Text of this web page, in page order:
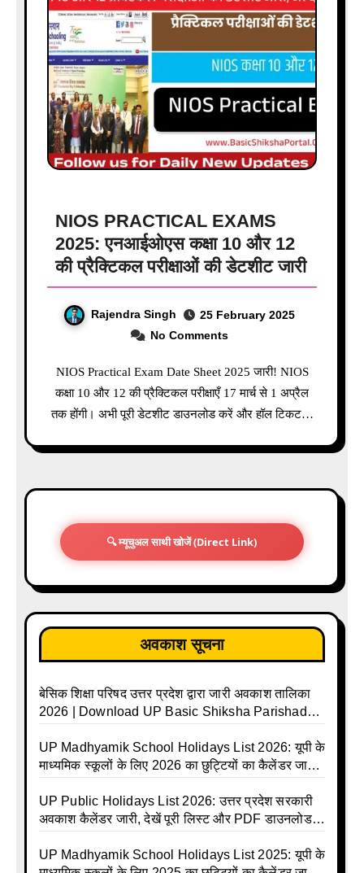
NIOS PRACTICAL EXAMS
2025: एनआईओएस कक्षा 10 और 12
की प्रैक्टिकल परीक्षाओं की डेटशीट जारी
Rajendra Singh
25 February 2025
No Comments
NIOS Practical Exam Date Sheet 2025 जारी! NIOS
कक्षा 10 और 12 की प्रैक्टिकल परीक्षाएँ 17 मार्च से 1 अप्रैल
तक होंगी। अभी पूरी डेटशीट डाउनलोड करें और हॉल टिकट…
🔍 म्यूचुअल साथी खोजें (Direct Link)
अवकाश सूचना
बेसिक शिक्षा परिषद उत्तर प्रदेश द्वारा जारी अवकाश तालिका
2026 | Download UP Basic Shiksha Parishad
Basic School Avkash Talika UP 2026 | UP Basic
Shiksha Parishad Avkash Talika 2026 | UP
Calendar List 2026
UP Madhyamik School Holidays List 2026: यूपी के
माध्यमिक स्कूलों के लिए 2026 का छुट्टियों का कैलेंडर जारी |
UP Madhyamik Avkash Talika 2026 | UP
Madhyamik School avkash suchi | UP
Holiday Calendar | Madhyamik School Holidays
UP Public Holidays List 2026: उत्तर प्रदेश सरकारी
अवकाश कैलेंडर जारी, देखें पूरी लिस्ट और PDF डाउनलोड
talika | Sarkari Avkash Talika | Up Holidays List |
UP Madhyamik School Holidays List 2025: यूपी के